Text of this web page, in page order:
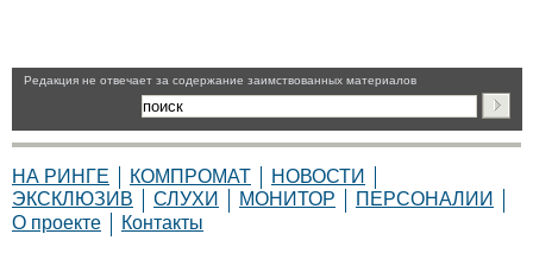
Pедакция не отвечает за содержание заимствованных материалов
НА РИНГЕ КОМПРОМАТ
НОВОСТИ
ЭКСКЛЮЗИВ
СЛУХИ МОНИТОР
ПЕРСОНАЛИИ
О проекте
Контакты